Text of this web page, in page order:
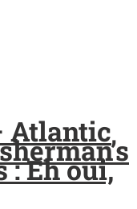
Atlantic
: Eh oui,